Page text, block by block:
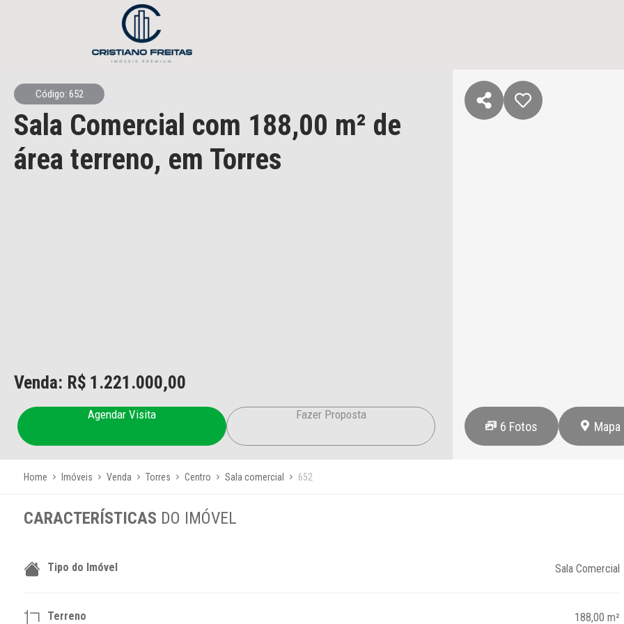
Código: 652
Sala Comercial com 188,00 m² de
área terreno, em Torres
Venda: R$ 1.221.000,00
Agendar Visita Fazer Proposta
6 Fotos Mapa
Home Imóveis Venda Torres Centro Sala comercial 652
CARACTERÍSTICAS DO IMÓVEL
Tipo do Imóvel Sala Comercial
Terreno 188,00 m²